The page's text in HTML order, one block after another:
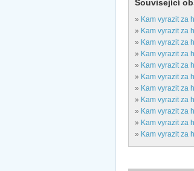
Související
» Kam vyrazit za
» Kam vyrazit za
» Kam vyrazit za
» Kam vyrazit za
» Kam vyrazit za
» Kam vyrazit za
» Kam vyrazit za
» Kam vyrazit za
» Kam vyrazit za
» Kam vyrazit za
» Kam vyrazit za